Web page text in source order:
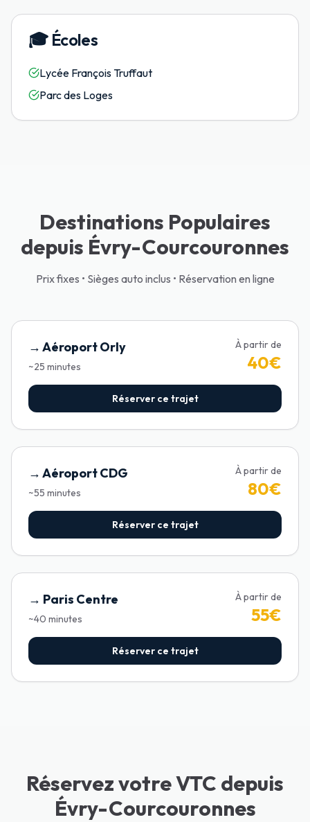
🎓 Écoles
Lycée François Truffaut
Parc des Loges
Destinations Populaires
depuis Évry-Courcouronnes
Prix fixes • Sièges auto inclus • Réservation en ligne
→ Aéroport Orly
~25 minutes
À partir de
40€
Réserver ce trajet
→ Aéroport CDG
~55 minutes
À partir de
80€
Réserver ce trajet
→ Paris Centre
~40 minutes
À partir de
55€
Réserver ce trajet
Réservez votre VTC depuis
Évry-Courcouronnes